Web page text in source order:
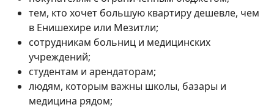
тем, кто хочет большую квартиру дешевле, чем
в Енишехире или Мезитли;
сотрудникам больниц и медицинских
учреждений;
студентам и арендаторам;
людям, которым важны школы, базары и
медицина рядом;